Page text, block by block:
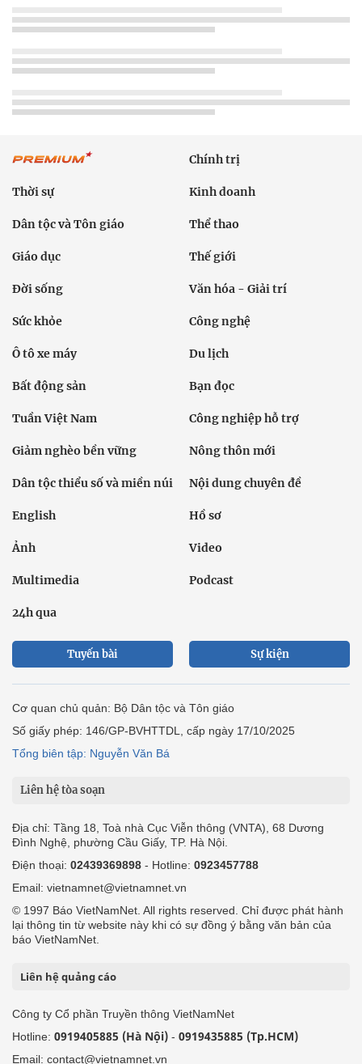
Chính trị
Thời sự Kinh doanh
Dân tộc và Tôn giáo Thể thao
Giáo dục Thế giới
Đời sống Văn hóa - Giải trí
Sức khỏe Công nghệ
Ô tô xe máy Du lịch
Bất động sản Bạn đọc
Tuần Việt Nam Công nghiệp hỗ trợ
Giảm nghèo bền vững Nông thôn mới
Dân tộc thiểu số và miền núi Nội dung chuyên đề
English Hồ sơ
Ảnh Video
Multimedia Podcast
24h qua
Tuyến bài Sự kiện
Cơ quan chủ quản: Bộ Dân tộc và Tôn giáo
Số giấy phép: 146/GP-BVHTTDL, cấp ngày 17/10/2025
Tổng biên tập: Nguyễn Văn Bá
Liên hệ tòa soạn
Địa chỉ: Tầng 18, Toà nhà Cục Viễn thông (VNTA), 68 Dương
Đình Nghệ, phường Cầu Giấy, TP. Hà Nội.
Điện thoại: 02439369898 - Hotline: 0923457788
Email: vietnamnet@vietnamnet.vn
© 1997 Báo VietNamNet. All rights reserved. Chỉ được phát hành
lại thông tin từ website này khi có sự đồng ý bằng văn bản của
báo VietNamNet.
Liên hệ quảng cáo
Công ty Cổ phần Truyền thông VietNamNet
Hotline: 0919405885 (Hà Nội) - 0919435885 (Tp.HCM)
Email: contact@vietnamnet.vn